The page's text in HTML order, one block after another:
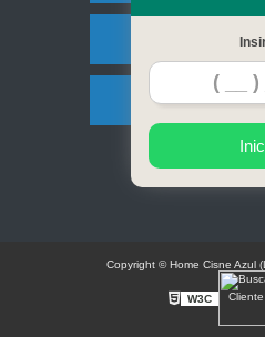
Mapa
Copyright © Home Cisne Azul
W3C